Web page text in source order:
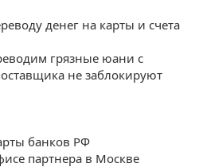
денег на карты и счета
грязные юани с
не заблокируют
банков РФ
партнера в Москве